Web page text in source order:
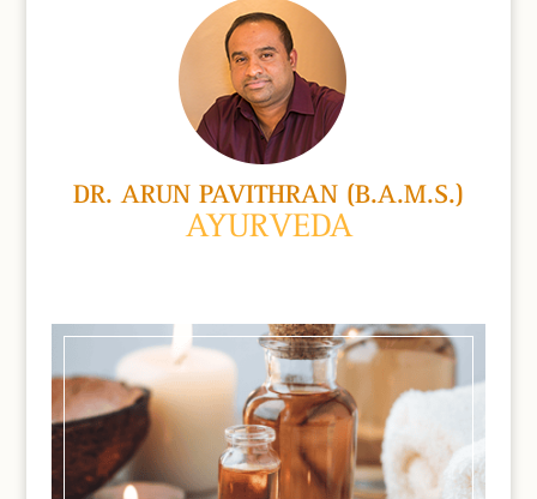
DR. ARUN PAVITHRAN (B.A.M.S.)
AYURVEDA